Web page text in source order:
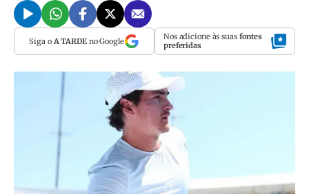
Siga o A TARDEno Google Nos adicione às suas fontes
preferidas